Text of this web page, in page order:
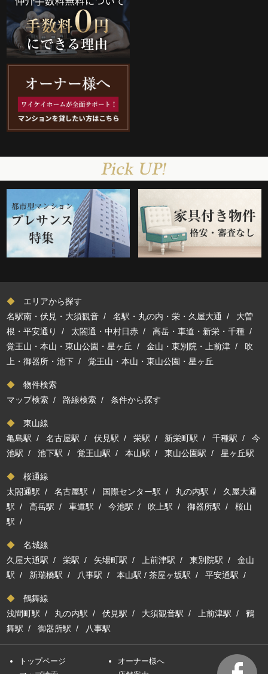
◆ エリアから探す
名駅南・伏見・大須観音 /名駅・丸の内・栄・久屋大通 / 大曽
根・平安通り
/ 太閤通・中村日赤 /高岳・車道・新栄・千種 /
覚王山・本山・東山公園・星ヶ丘 /金山・東別院・上前津 / 吹
上・御器所・池下 /覚王山・本山・東山公園・星ヶ丘
◆ 物件検索
マップ検索 / 路線検索 /条件から探す
◆ 東山線
亀島駅 /名古屋駅 /伏見駅 /栄駅 / 新栄町駅 /千種駅 /今
池駅 /池下駅 /覚王山駅 /本山駅 /東山公園駅 /星ヶ丘駅
◆ 桜通線
太閤通駅 /名古屋駅 / 国際センター駅 / 丸の内駅 / 久屋大通
駅 /高岳駅 /車道駅 /今池駅 / 吹上駅 /御器所駅 /桜山
駅 /
◆ 名城線
久屋大通駅 /栄駅 / 矢場町駅 / 上前津駅 /東別院駅 /金山
駅 / 新瑞橋駅 / 八事駅 /本山駅 /茶屋ヶ坂駅 /平安通駅 /
◆ 鶴舞線
浅間町駅 / 丸の内駅 /伏見駅 / 大須観音駅 / 上前津駅 /鶴
舞駅 /御器所駅 / 八事駅
トップページ
オーナー様へ